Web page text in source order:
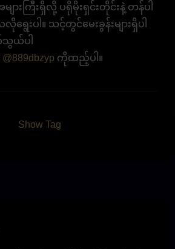
ျားကြီးရှိလို့ ပရိုမိုးရှင်းတိုင်းနဲ့ တန်ပါ
းပါ။ သင့်တွင်မေးခွန်းများရှိပါ
ယ်ပါ
@889dbzyp ကိုထည့်ပါ။
Show Tag